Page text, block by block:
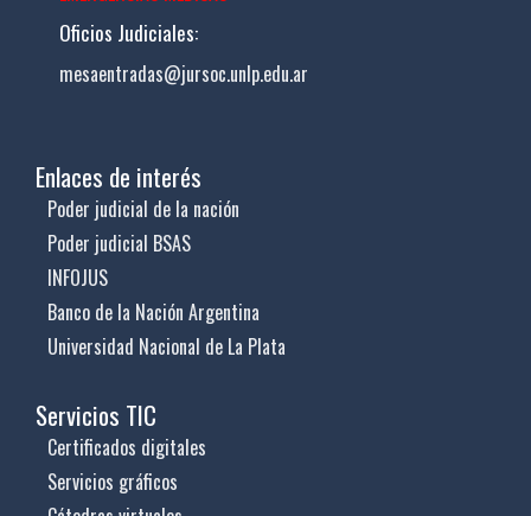
Oficios Judiciales:
mesaentradas@jursoc.unlp.edu.ar
Enlaces de interés
Poder judicial de la nación
Poder judicial BSAS
INFOJUS
Banco de la Nación Argentina
Universidad Nacional de La Plata
Servicios TIC
Certificados digitales
Servicios gráficos